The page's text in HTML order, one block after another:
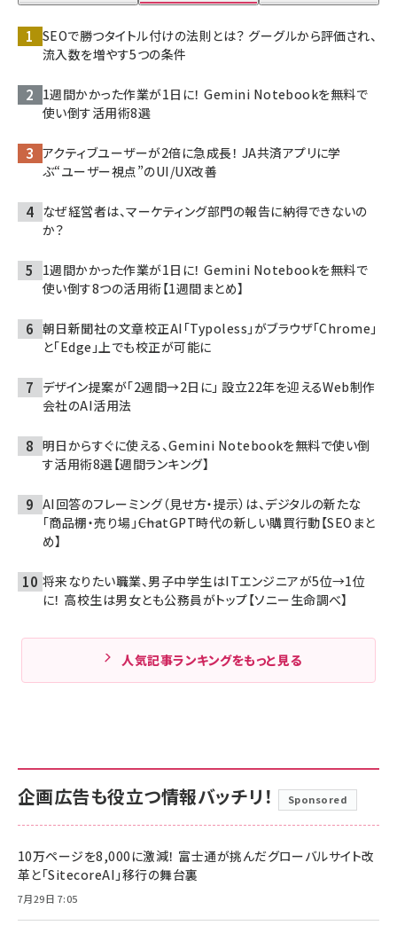
SEOで勝つタイトル付けの法則とは？ グーグルから評価され、
流入数を増やす5つの条件
1週間かかった作業が1日に！ Gemini Notebookを無料で
使い倒す活用術8選
アクティブユーザーが2倍に急成長！ JA共済アプリに学
ぶ“ユーザー視点”のUI/UX改善
なぜ経営者は、マーケティング部門の報告に納得できないの
か？
1週間かかった作業が1日に！ Gemini Notebookを無料で
使い倒す8つの活用術【1週間まとめ】
朝日新聞社の文章校正AI「Typoless」がブラウザ「Chrome」
と「Edge」上でも校正が可能に
デザイン提案が「2週間→2日に」 設立22年を迎えるWeb制作
会社のAI活用法
明日からすぐに使える、Gemini Notebookを無料で使い倒
す活用術8選【週間ランキング】
AI回答のフレーミング（見せ方・提示）は、デジタルの新たな
「商品棚・売り場」――ChatGPT時代の新しい購買行動【SEOまと
め】
将来なりたい職業、男子中学生はITエンジニアが5位→1位
に！ 高校生は男女とも公務員がトップ【ソニー生命調べ】
人気記事ランキングをもっと見る
企画広告も役立つ情報バッチリ！ Sponsored
10万ページを8,000に激減！ 富士通が挑んだグローバルサイト改
革と「SitecoreAI」移行の舞台裏
7月29日 7:05